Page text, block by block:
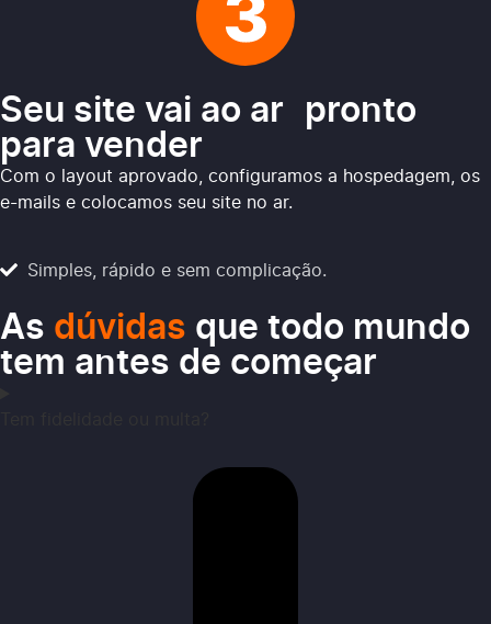
Seu site vai ao ar pronto
para vender
Com o layout aprovado, configuramos a hospedagem, os
e-mails e colocamos seu site no ar.
Simples, rápido e sem complicação.
As dúvidas que todo mundo
tem antes de começar